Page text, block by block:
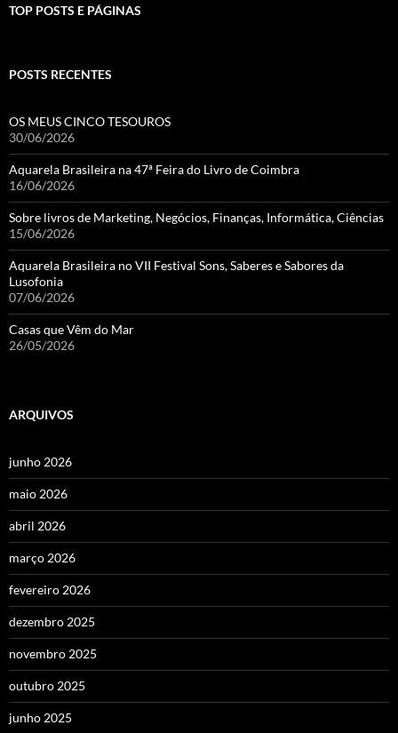
TOP POSTS E PÁGINAS
POSTS RECENTES
OS MEUS CINCO TESOUROS
30/06/2026
Aquarela Brasileira na 47ª Feira do Livro de Coimbra
16/06/2026
Sobre livros de Marketing, Negócios, Finanças, Informática, Ciências
15/06/2026
Aquarela Brasileira no VII Festival Sons, Saberes e Sabores da
Lusofonia
07/06/2026
Casas que Vêm do Mar
26/05/2026
ARQUIVOS
junho 2026
maio 2026
abril 2026
março 2026
fevereiro 2026
dezembro 2025
novembro 2025
outubro 2025
junho 2025